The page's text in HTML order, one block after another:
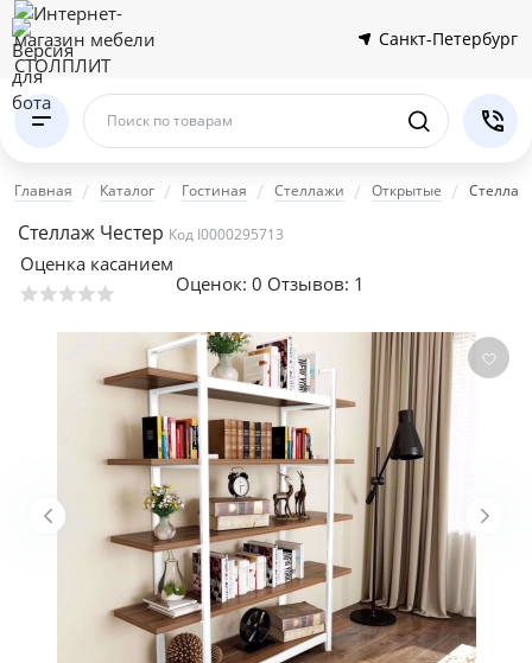
Санкт-Петербург
Поиск по товарам
Главная Каталог Гостиная Стеллажи Открытые Стеллаж
Стеллаж Честер Код I0000295713
Оценка касанием
Оценок: 0 Отзывов: 1